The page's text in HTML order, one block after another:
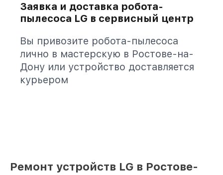
Заявка и доставка робота-
пылесоса LG в сервисный центр
Вы привозите робота-пылесоса
лично в мастерскую в Ростове-на-
Дону или устройство доставляется
курьером
Ремонт устройств LG в Ростове-